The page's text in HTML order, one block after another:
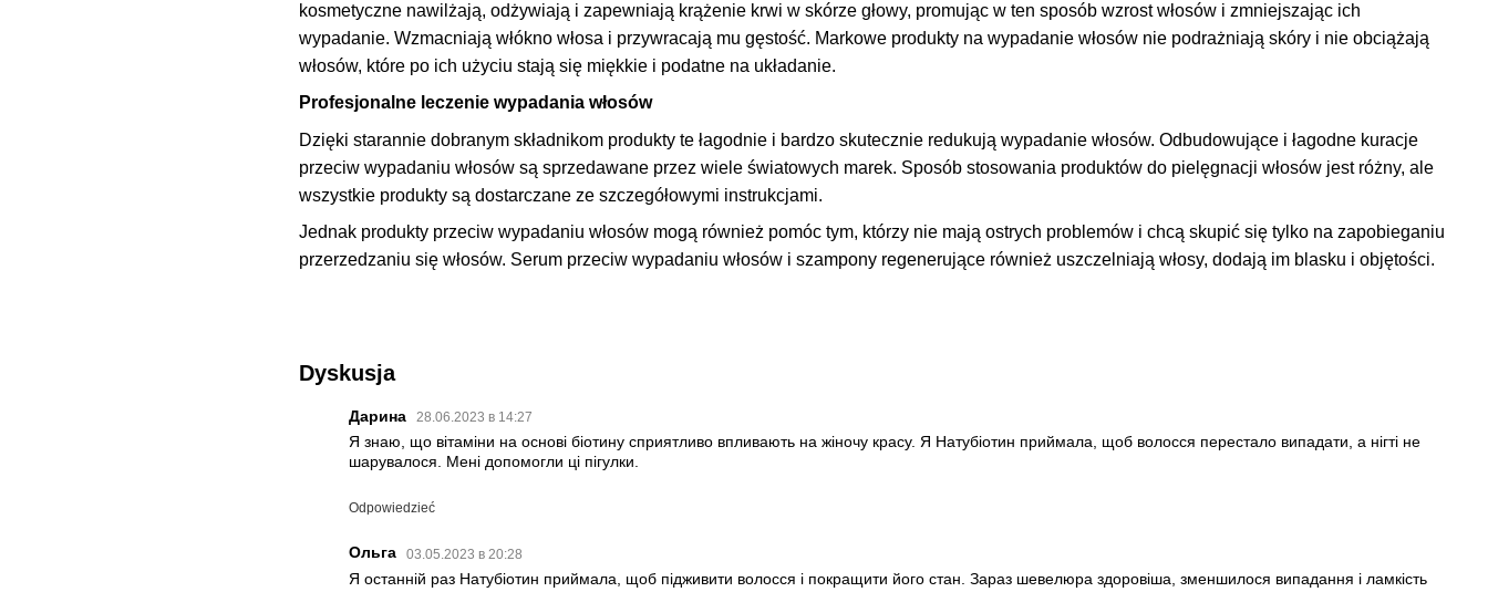
kosmetyczne nawilżają, odżywiają i zapewniają krążenie krwi w skórze głowy, promując w ten sposób wzrost włosów i zmniejszając ich
wypadanie. Wzmacniają włókno włosa i przywracają mu gęstość. Markowe produkty na wypadanie włosów nie podrażniają skóry i nie obciążają
włosów, które po ich użyciu stają się miękkie i podatne na układanie.
Profesjonalne leczenie wypadania włosów
Dzięki starannie dobranym składnikom produkty te łagodnie i bardzo skutecznie redukują wypadanie włosów. Odbudowujące i łagodne kuracje
przeciw wypadaniu włosów są sprzedawane przez wiele światowych marek. Sposób stosowania produktów do pielęgnacji włosów jest różny, ale
wszystkie produkty są dostarczane ze szczegółowymi instrukcjami.
Jednak produkty przeciw wypadaniu włosów mogą również pomóc tym, którzy nie mają ostrych problemów i chcą skupić się tylko na zapobieganiu
przerzedzaniu się włosów. Serum przeciw wypadaniu włosów i szampony regenerujące również uszczelniają włosy, dodają im blasku i objętości.
Dyskusja
Дарина 28.06.2023 в 14:27
Я знаю, що вітаміни на основі біотину сприятливо впливають на жіночу красу. Я Натубіотин приймала, щоб волосся перестало випадати, а нігті не
шарувалося. Мені допомогли ці пігулки.
Odpowiedzieć
Ольга 03.05.2023 в 20:28
Я останній раз Натубіотин приймала, щоб підживити волосся і покращити його стан. Зараз шевелюра здоровіша, зменшилося випадання і ламкість